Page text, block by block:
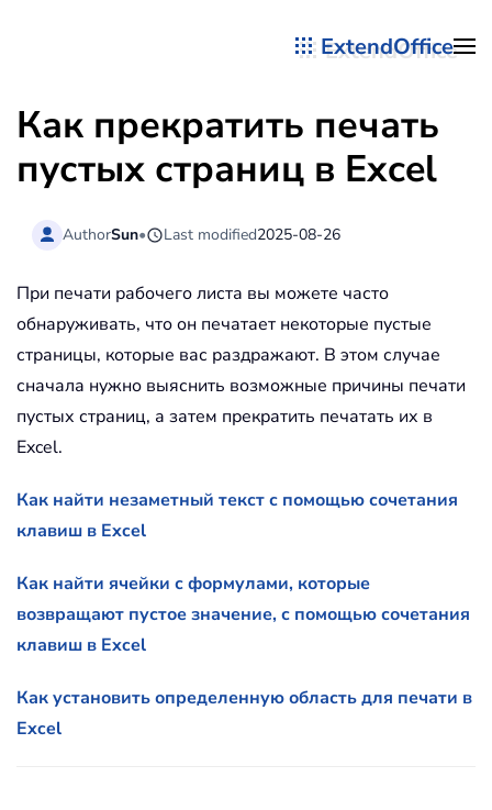
ExtendOffice
Как прекратить печать
пустых страниц в Excel
AuthorSun• Last modified2025-08-26
При печати рабочего листа вы можете часто
обнаруживать, что он печатает некоторые пустые
страницы, которые вас раздражают. В этом случае
сначала нужно выяснить возможные причины печати
пустых страниц, а затем прекратить печатать их в
Excel.
Как найти незаметный текст с помощью сочетания
клавиш в Excel
Как найти ячейки с формулами, которые
возвращают пустое значение, с помощью сочетания
клавиш в Excel
Как установить определенную область для печати в
Excel